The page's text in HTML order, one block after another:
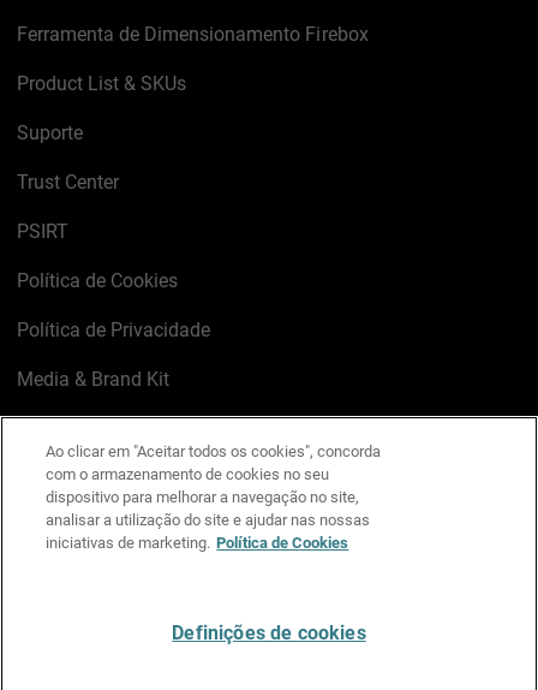
Ferramenta de Dimensionamento Firebox
Product List & SKUs
Suporte
Trust Center
PSIRT
Política de Cookies
Política de Privacidade
Media & Brand Kit
LinkedIn
X FacebookInstagram
YouTube
Ao clicar em "Aceitar todos os cookies", concorda
com o armazenamento de cookies no seu
dispositivo para melhorar a navegação no site,
analisar a utilização do site e ajudar nas nossas
iniciativas de marketing. Política de Cookies
Definições de cookies